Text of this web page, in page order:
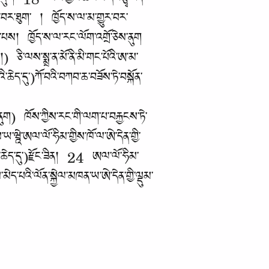
། ཁྱོད་ས་ལ་མ་གྱུར་བར་
ཁྱོད་ས་ལ་རང་ལོག་འགྲོ་ཅེས་ནུག
ཁོས་ཀྱིས་རང་གི་ལག་པ་བརྐྱངས་ཏེ་
24 ཨལ་ལོ་ཧིམ་